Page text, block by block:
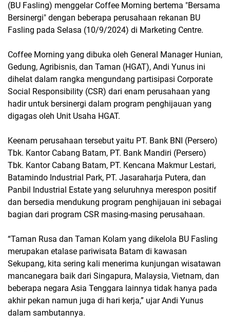
(BU Fasling) menggelar Coffee Morning bertema "Bersama
Bersinergi" dengan beberapa perusahaan rekanan BU
Fasling pada Selasa (10/9/2024) di Marketing Centre.
Coffee Morning yang dibuka oleh General Manager Hunian,
Gedung, Agribisnis, dan Taman (HGAT), Andi Yunus ini
dihelat dalam rangka mengundang partisipasi Corporate
Social Responsibility (CSR) dari enam perusahaan yang
hadir untuk bersinergi dalam program penghijauan yang
digagas oleh Unit Usaha HGAT.
Keenam perusahaan tersebut yaitu PT. Bank BNI (Persero)
Tbk. Kantor Cabang Batam, PT. Bank Mandiri (Persero)
Tbk. Kantor Cabang Batam, PT. Kencana Makmur Lestari,
Batamindo Industrial Park, PT. Jasaraharja Putera, dan
Panbil Industrial Estate yang seluruhnya merespon positif
dan bersedia mendukung program penghijauan ini sebagai
bagian dari program CSR masing-masing perusahaan.
“Taman Rusa dan Taman Kolam yang dikelola BU Fasling
merupakan etalase pariwisata Batam di kawasan
Sekupang, kita sering kali menerima kunjungan wisatawan
mancanegara baik dari Singapura, Malaysia, Vietnam, dan
beberapa negara Asia Tenggara lainnya tidak hanya pada
akhir pekan namun juga di hari kerja,” ujar Andi Yunus
dalam sambutannya.